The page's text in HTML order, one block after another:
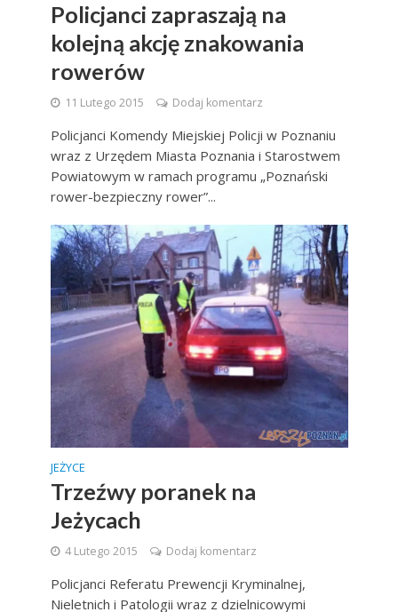
Policjanci zapraszają na
kolejną akcję znakowania
rowerów
11 Lutego 2015 Dodaj komentarz
Policjanci Komendy Miejskiej Policji w Poznaniu
wraz z Urzędem Miasta Poznania i Starostwem
Powiatowym w ramach programu „Poznański
rower-bezpieczny rower”...
JEŻYCE
Trzeźwy poranek na
Jeżycach
4 Lutego 2015 Dodaj komentarz
Policjanci Referatu Prewencji Kryminalnej,
Nieletnich i Patologii wraz z dzielnicowymi